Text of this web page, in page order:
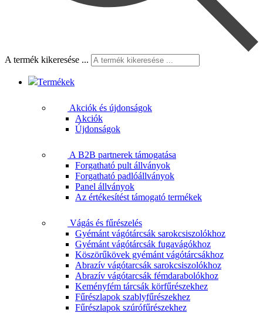
A termék kikeresése ...
Termékek
Akciók és újdonságok
Akciók
Újdonságok
A B2B partnerek támogatása
Forgatható pult állványok
Forgatható padlóállványok
Panel állványok
Az értékesítést támogató termékek
Vágás és fűrészelés
Gyémánt vágótárcsák sarokcsiszolókhoz
Gyémánt vágótárcsák fugavágókhoz
Köszörűkövek gyémánt vágótárcsákhoz
Abrazív vágótarcsák sarokcsiszolókhoz
Abrazív vágótarcsák fémdarabolókhoz
Keményfém tárcsák körfűrészekhez
Fűrészlapok szablyfűrészekhez
Fűrészlapok szúrófűrészekhez